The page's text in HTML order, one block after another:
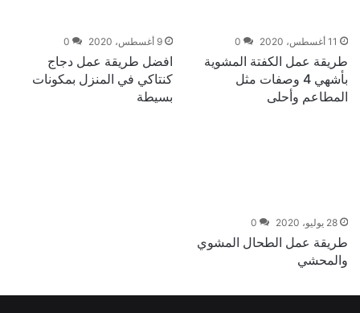
11 أغسطس، 2020 0
طريقة عمل الكفتة المشوية
بأشهي 4 وصفات مثل
المطاعم وأحلى
9 أغسطس، 2020 0
افضل طريقة عمل دجاج
كنتاكي في المنزل بمكونات
بسيطة
28 يوليو، 2020 0
طريقة عمل الطحال المشوي
والمحشي